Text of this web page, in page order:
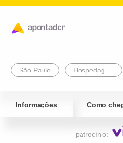
São Paulo
Informações Como
patrocínio: